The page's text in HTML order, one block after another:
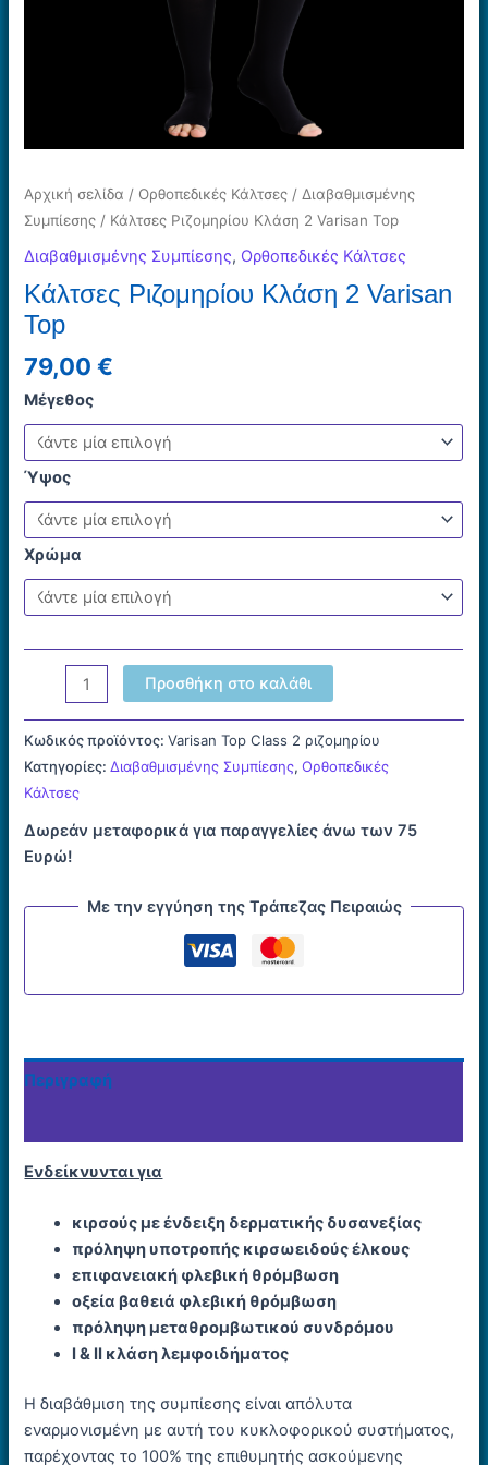
Αρχική σελίδα / Ορθοπεδικές Κάλτσες /Διαβαθμισμένης
Συμπίεσης / Κάλτσες Ριζομηρίου Κλάση 2 Varisan Top
Διαβαθμισμένης Συμπίεσης, Ορθοπεδικές Κάλτσες
Κάλτσες Ριζομηρίου Κλάση 2 Varisan
Top
79,00€
Μέγεθος
Ύψος
Χρώμα
Κάλτσες
Ριζομηρίου
Κλάση
Varisan
ποσότητα
Προσθήκη στο καλάθι
Κωδικός προϊόντος:Varisan Top Class 2 ριζομηρίου
Κατηγορίες:Διαβαθμισμένης Συμπίεσης,Ορθοπεδικές
Κάλτσες
Δωρεάν μεταφορικά για παραγγελίες άνω των 75
Ευρώ!
Με την εγγύηση της Τράπεζας Πειραιώς
Περιγραφή
Eνδείκνυνται για
κιρσούς με ένδειξη δερματικής δυσανεξίας
πρόληψη υποτροπής κιρσωειδούς έλκους
επιφανειακή φλεβική θρόμβωση
οξεία βαθειά φλεβική θρόμβωση
πρόληψη μεταθρομβωτικού συνδρόμου
Ι & ΙΙ κλάση λεμφοιδήματος
Η διαβάθμιση της συμπίεσης είναι απόλυτα
εναρμονισμένη με αυτή του κυκλοφορικού συστήματος,
παρέχοντας το 100% της επιθυμητής ασκούμενης